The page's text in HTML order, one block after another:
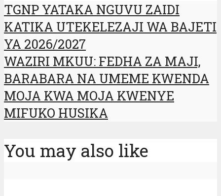
TGNP YATAKA NGUVU ZAIDI
KATIKA UTEKELEZAJI WA BAJETI
YA 2026/2027
WAZIRI MKUU: FEDHA ZA MAJI,
BARABARA NA UMEME KWENDA
MOJA KWA MOJA KWENYE
MIFUKO HUSIKA
You may also like